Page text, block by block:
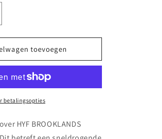
HYF BROOKLANDS
toevoegen
betalingsopties
HYF BROOKLANDS